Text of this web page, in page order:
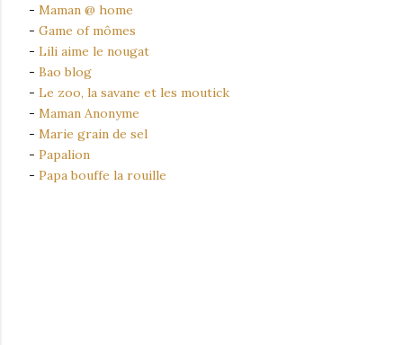
- Maman @ home
- Game of mômes
- Lili aime le nougat
- Bao blog
- Le zoo, la savane et les moutick
- Maman Anonyme
- Marie grain de sel
- Papalion
- Papa bouffe la rouille